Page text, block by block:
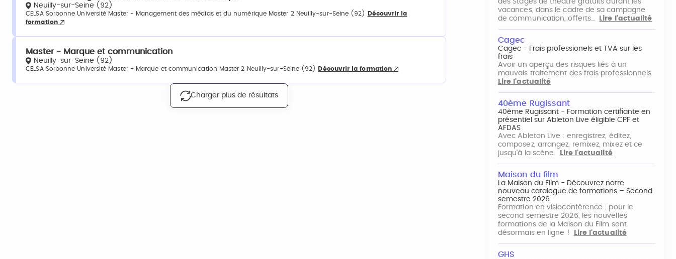
Neuilly-sur-Seine (92)
CELSA Sorbonne Université Master - Management des médias et du numérique Master 2 Neuilly-sur-Seine (92)
Découvrir la
formation
Master - Marque et communication
Neuilly-sur-Seine (92)
CELSA Sorbonne Université Master - Marque et communication Master 2 Neuilly-sur-Seine (92) Découvrir la formation
Charger plus de résultats
des Stages de théâtre gratuits durant les
vacances, dans le cadre de sa campagne
de communication, offerts…
Lire l'actualité
Cagec
Cagec - Frais professionels et TVA sur les
frais
Avoir un aperçu des risques liés à un
mauvais traitement des frais professionnels
Lire l'actualité
40ème Rugissant
40ème Rugissant - Formation certifiante en
présentiel sur Ableton Live éligible CPF et
AFDAS
Avec Ableton Live : enregistrez, éditez,
composez, arrangez, remixez, mixez et ce
jusqu'à la scène.
Lire l'actualité
Maison du film
La Maison du Film - Découvrez notre
nouveau catalogue de formations – Second
semestre 2026
Formation en visioconférence : pour le
second semestre 2026, les nouvelles
formations de la Maison du Film sont
désormais en ligne !
Lire l'actualité
GHS